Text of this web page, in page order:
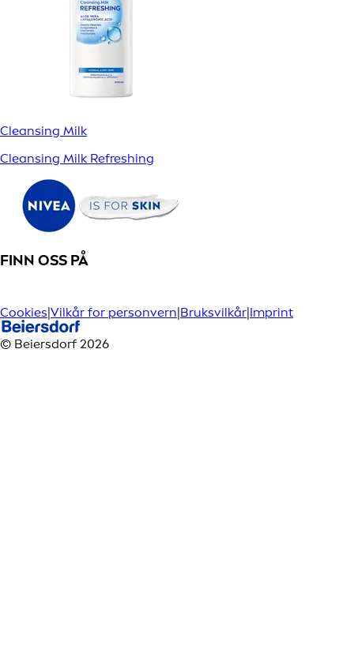
Cleansing Milk
Cleansing Milk Refreshing
FINN OSS PÅ
Cookies|Vilkår for personvern|Bruksvilkår|Imprint
© Beiersdorf 2026